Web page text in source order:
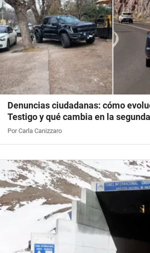
Denuncias ciudadanas: cómo
Testigo y qué cambia en la
Por Carla Canizzaro